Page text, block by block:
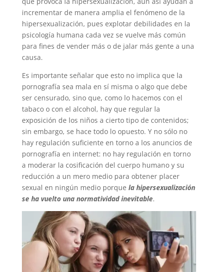
incrementar de manera amplia el fenómeno de la
hipersexualización, pues explotar debilidades en la
psicología humana cada vez se vuelve más común
para fines de vender más o de jalar más gente a una
causa.
Es importante señalar que esto no implica que la
pornografía sea mala en sí misma o algo que debe
ser censurado, sino que, como lo hacemos con el
tabaco o con el alcohol, hay que regular la
exposición de los niños a cierto tipo de contenidos;
sin embargo, se hace todo lo opuesto. Y no sólo no
hay regulación suficiente en torno a los anuncios de
pornografía en internet: no hay regulación en torno
a moderar la cosificación del cuerpo humano y su
reducción a un mero medio para obtener placer
sexual en ningún medio porque la hipersexualización
se ha vuelto una normatividad inevitable.